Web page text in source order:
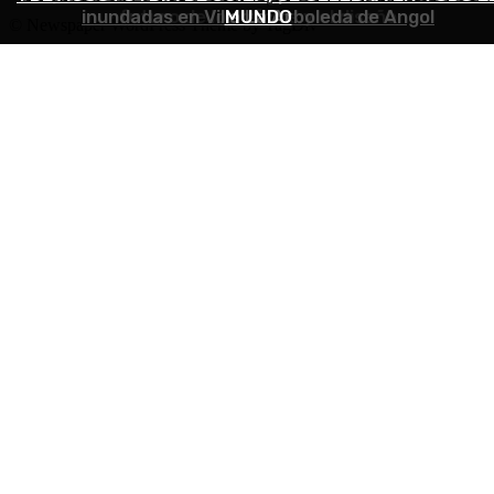
futuro de los oficios y el diseño
inundadas en Villa La Arboleda de Angol
MUNDO
© Newspaper WordPress Theme by TagDiv